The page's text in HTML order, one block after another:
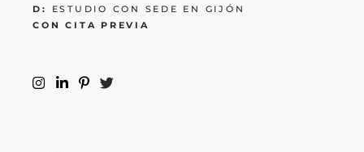
D:
ESTUDIO CON SEDE EN GIJÓN
CON CITA PREVIA